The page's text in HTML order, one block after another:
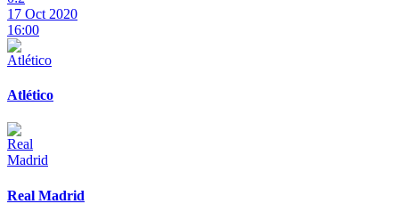
17 Oct 2020
16:00
Atlético
Real Madrid